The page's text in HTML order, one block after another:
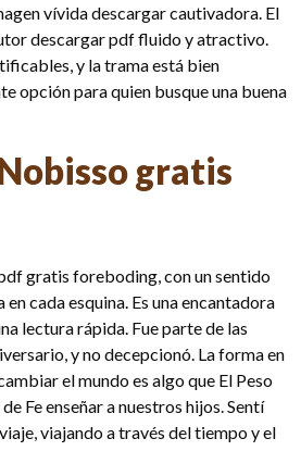
vívida descargar cautivadora. El
descargar pdf fluido y atractivo.
y la trama está bien
opción para quien busque una buena
gratis
gratis foreboding, con un sentido
cada esquina. Es una encantadora
lectura rápida. Fue parte de las
y no decepcionó. La forma en
el mundo es algo que El Peso
Fe enseñar a nuestros hijos. Sentí
viajando a través del tiempo y el